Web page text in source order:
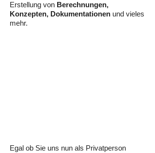
Erstellung von Berechnungen,
Konzepten, Dokumentationen und vieles
mehr.
Egal ob Sie uns nun als Privatperson